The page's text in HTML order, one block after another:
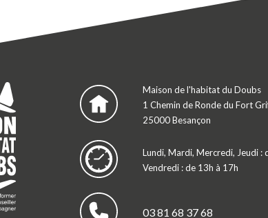
Maison de l'habitat du Doubs
1 Chemin de Ronde du Fort
25000 Besançon
Lundi, Mardi, Mercredi, Jeudi :
Vendredi : de 13h à 17h
03 81 68 37 68